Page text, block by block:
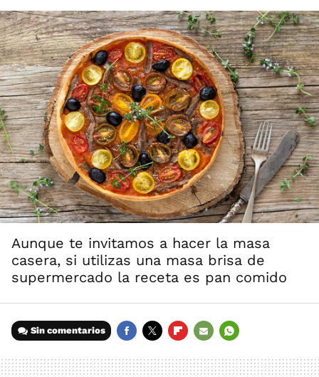
Aunque te invitamos a hacer la masa
casera, si utilizas una masa brisa de
supermercado la receta es pan comido
Sin comentarios
MAIL